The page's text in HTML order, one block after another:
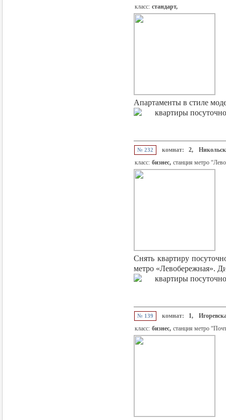
класс: стандарт,
Апартаменты в стиле
№ 232 комнат: 2,
класс: бизнес, станция метро
Снять квартиру
метро «Левобережная».
№ 139 комнат: 1,
класс: бизнес, станция метро